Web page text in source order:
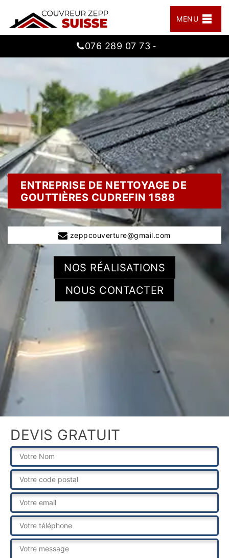
MENU
076 289 07 73 -
ENTREPRISE DE NETTOYAGE DE
GOUTTIÈRES CUDREFIN 1588
zeppcouverture@gmail.com
NOS RÉALISATIONS
NOUS CONTACTER
DEVIS GRATUIT